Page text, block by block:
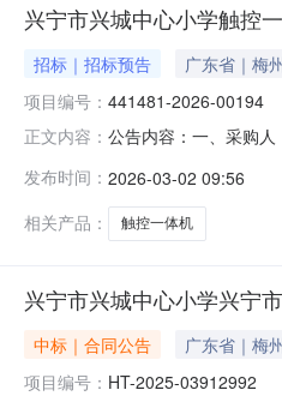
兴宁市兴城中心小学触控
招标｜招标预告 广东省｜梅
项目编号： 441481-2026-00194
正文内容： 公告内容：一、采购
发布时间： 2026-03-02 09:56
相关产品：
触控一体机
兴宁市兴城中心小学兴宁
中标｜合同公告 广东省｜梅
项目编号： HT-2025-03912992